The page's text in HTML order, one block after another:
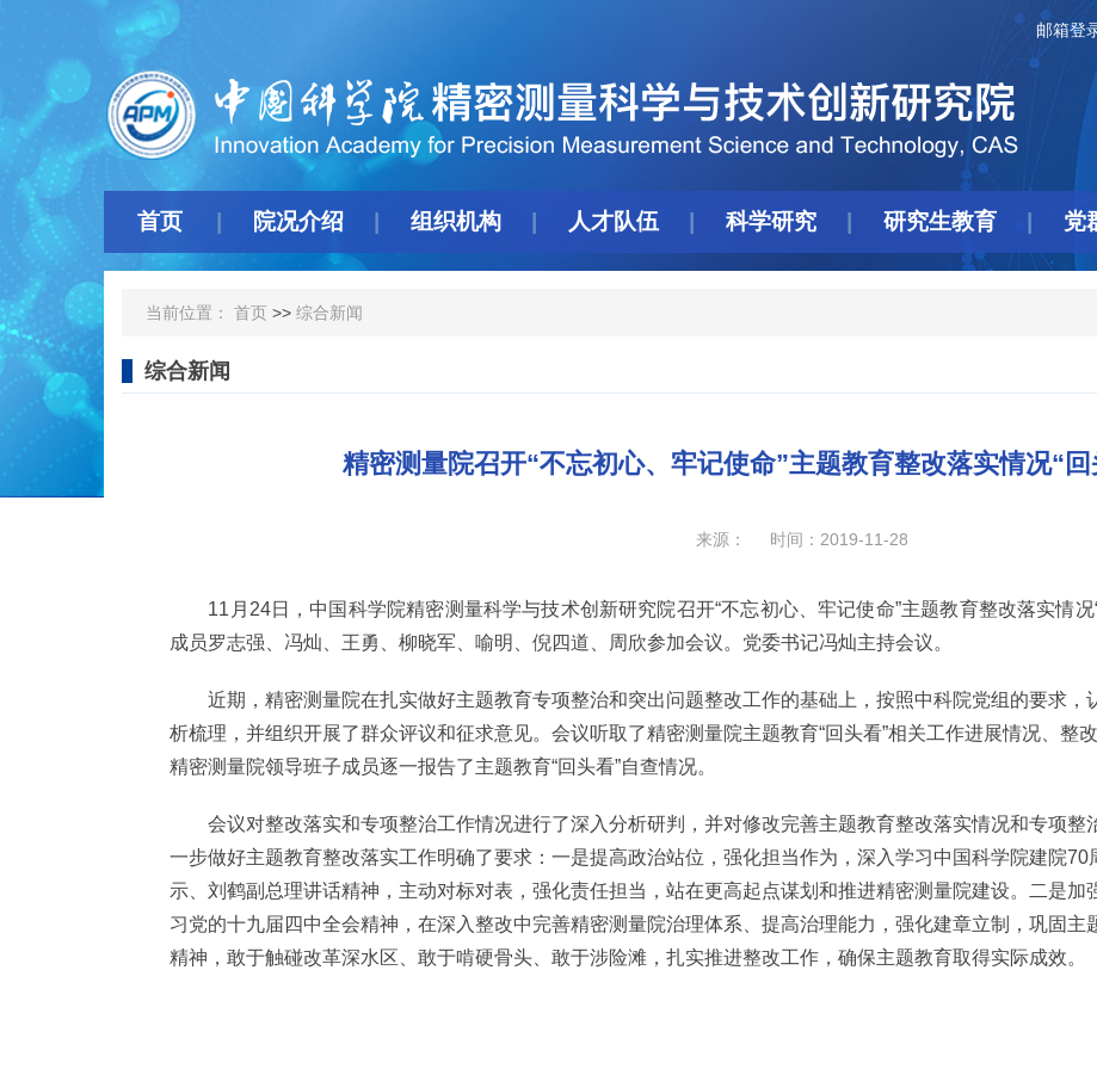
邮箱登
首页 院况介绍 组织机构 人才队伍 科学研究 研究生教育 党
当前位置： 首页 >> 综合新闻
综合新闻
精密测量院召开“不忘初心、牢记使命”主题教育整改落实情况“
来源： 时间：2019-11-28
11月24日，中国科学院精密测量科学与技术创新研究院召开“不忘初心、牢记使命”主题教育整改落实情况
成员罗志强、冯灿、王勇、柳晓军、喻明、倪四道、周欣参加会议。党委书记冯灿主持会议。
近期，精密测量院在扎实做好主题教育专项整治和突出问题整改工作的基础上，按照中科院党组的要求，
析梳理，并组织开展了群众评议和征求意见。会议听取了精密测量院主题教育“回头看”相关工作进展情况、整
精密测量院领导班子成员逐一报告了主题教育“回头看”自查情况。
会议对整改落实和专项整治工作情况进行了深入分析研判，并对修改完善主题教育整改落实情况和专项整
一步做好主题教育整改落实工作明确了要求：一是提高政治站位，强化担当作为，深入学习中国科学院建院
示、刘鹤副总理讲话精神，主动对标对表，强化责任担当，站在更高起点谋划和推进精密测量院建设。二是加
习党的十九届四中全会精神，在深入整改中完善精密测量院治理体系、提高治理能力，强化建章立制，巩固
精神，敢于触碰改革深水区、敢于啃硬骨头、敢于涉险滩，扎实推进整改工作，确保主题教育取得实际成效。